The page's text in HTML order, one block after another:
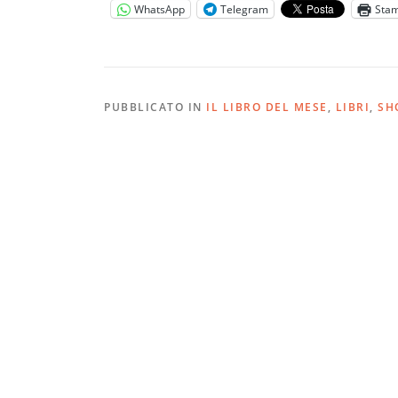
WhatsApp Telegram
PUBBLICATO IN IL LIBRO DEL MESE , LIBRI,